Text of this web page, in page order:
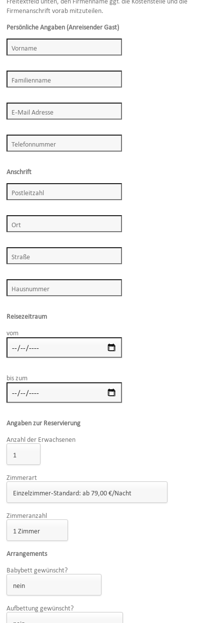
Firmenanschrift vorab mitzuteilen.
Persönliche Angaben (Anreisender Gast)
Anschrift
Reisezeitraum
vom
bis zum
Angaben zur Reservierung
Anzahl der Erwachsenen
Zimmerart
Zimmeranzahl
Arrangements
Babybett gewünscht?
Aufbettung gewünscht?